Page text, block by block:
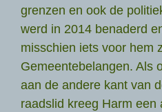
grenzen en ook de
werd in 2014 benaderd
misschien iets voor hem
Gemeentebelangen. Als
aan de andere kant van
raadslid kreeg Harm een